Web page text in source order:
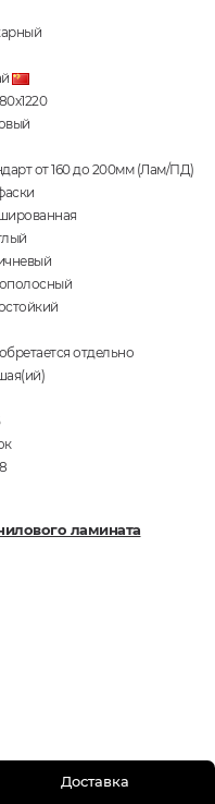
от 160 до 200мм (Лам/ПД)
отдельно
ламината
Доставка